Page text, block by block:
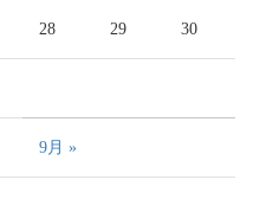
28 29 30
9月 »